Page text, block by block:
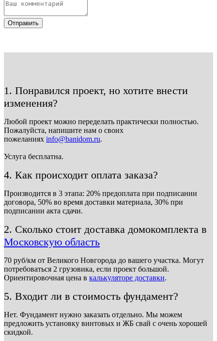
Отправить
1. Понравился проект, но хотите внести
изменения?
Любой проект можно переделать практически полностью.
Пожалуйста, напишите нам о своих
пожеланиях info@banidom.ru.
Услуга бесплатна.
4. Как происходит оплата заказа?
Производится в 3 этапа: 20% предоплата при подписании
договора, 50% во время доставки материала, 30% при
подписании акта сдачи.
2. Сколько стоит доставка домокомплекта в
Московскую область
70 руб/км от Великого Новгорода до вашего участка. Могут
потребоваться 2 грузовика, если проект большой.
Ориентировочная цена в калькуляторе доставки.
5. Входит ли в стоимость фундамент?
Нет. Фундамент нужно заказать отдельно. Мы можем
предложить установку винтовых и ЖБ свай с очень хорошей
скидкой.